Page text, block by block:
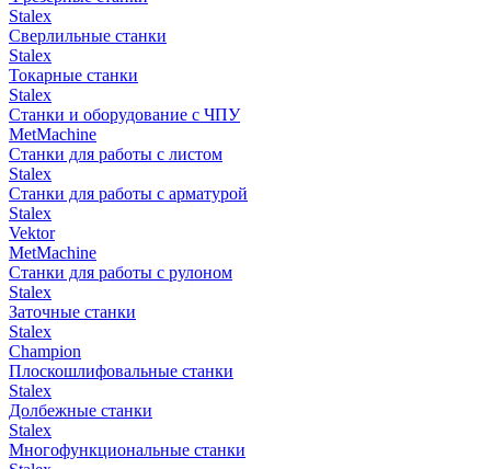
Stalex
Сверлильные станки
Stalex
Токарные станки
Stalex
Станки и оборудование с ЧПУ
MetMachine
Станки для работы с листом
Stalex
Станки для работы с арматурой
Stalex
Vektor
MetMachine
Станки для работы с рулоном
Stalex
Заточные станки
Stalex
Champion
Плоскошлифовальные станки
Stalex
Долбежные станки
Stalex
Многофункциональные станки